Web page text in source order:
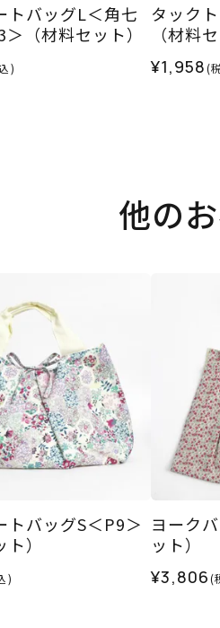
トバッグL＜角七
（材料セット）
)
タック
（材料
¥1,958(
他の
トバッグS＜P9＞
）
)
ヨーク
ット）
¥3,806(